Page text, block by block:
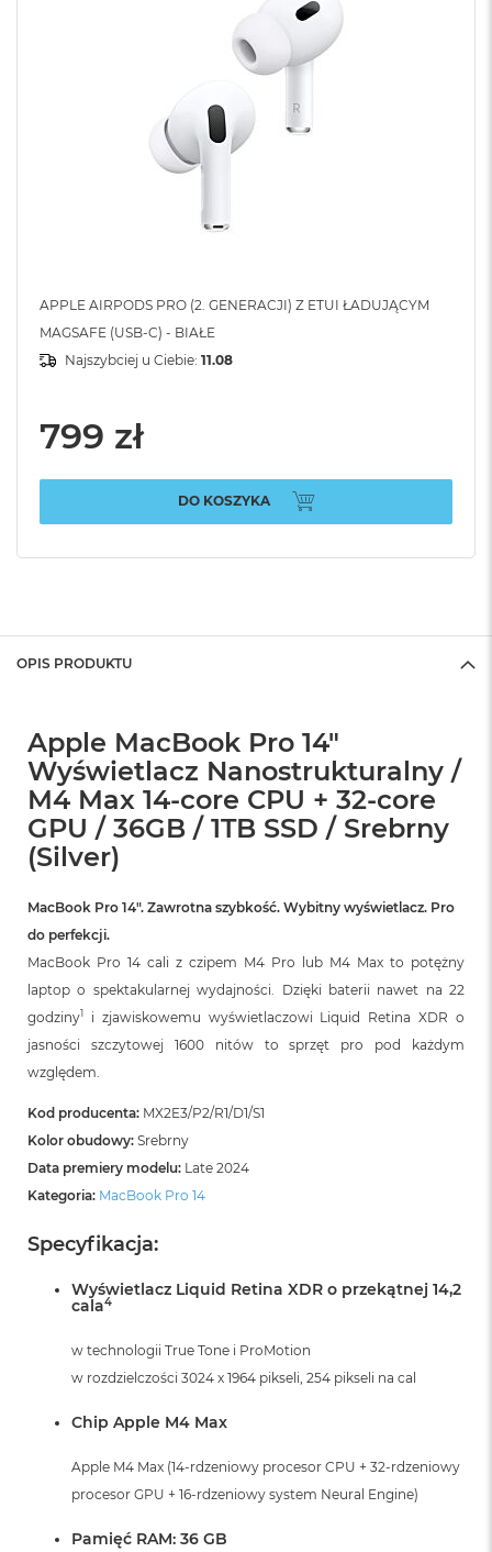
APPLE AIRPODS PRO (2. GENERACJI) Z ETUI ŁADUJĄCYM
MAGSAFE (USB-C) - BIAŁE
Najszybciej u Ciebie: 11.08
799 zł
DO KOSZYKA
OPIS PRODUKTU
Apple MacBook Pro 14"
Wyświetlacz Nanostrukturalny /
M4 Max 14-core CPU + 32-core
GPU / 36GB / 1TB SSD / Srebrny
(Silver)
MacBook Pro 14″. Zawrotna szybkość. Wybitny wyświetlacz. Pro
do perfekcji.
MacBook Pro 14 cali z czipem M4 Pro lub M4 Max to potężny
laptop o spektakularnej wydajności. Dzięki baterii nawet na 22
godziny1
i zjawiskowemu wyświetlaczowi Liquid Retina XDR o
jasności szczytowej 1600 nitów to sprzęt pro pod każdym
względem.
Kod producenta: MX2E3/P2/R1/D1/S1
Kolor obudowy: Srebrny
Data premiery modelu: Late 2024
Kategoria: MacBook Pro 14
Specyfikacja:
Wyświetlacz Liquid Retina XDR o przekątnej 14,2
cala4
w technologii True Tone i ProMotion
w rozdzielczości 3024 x 1964 pikseli, 254 pikseli na cal
Chip Apple M4 Max
Apple M4 Max (14-rdzeniowy procesor CPU + 32-rdzeniowy
procesor GPU + 16-rdzeniowy system Neural Engine)
Pamięć RAM: 36 GB